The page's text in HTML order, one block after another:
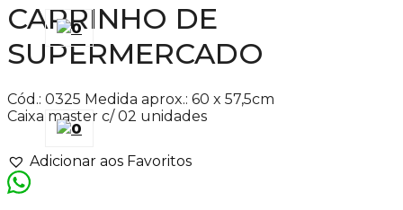
0
0
CARRINHO DE
SUPERMERCADO
Cód.: 0325 Medida aprox.: 60 x 57,5cm
Caixa master c/ 02 unidades
Adicionar aos Favoritos